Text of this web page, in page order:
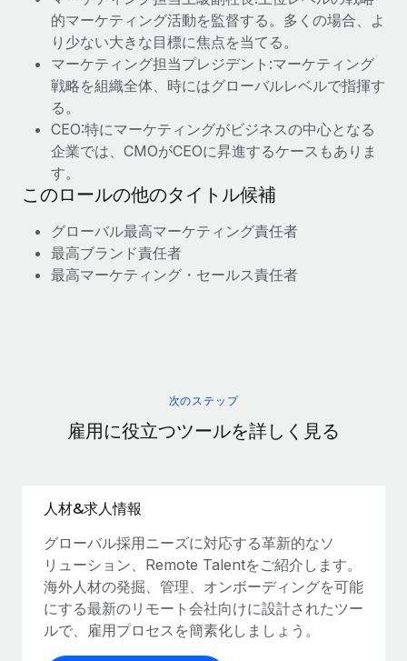
的マーケティング活動を監督する。多くの場合、よ
り少ない大きな目標に焦点を当てる。
マーケティング担当プレジデント:マーケティング
戦略を組織全体、時にはグローバルレベルで指揮す
る。
CEO:特にマーケティングがビジネスの中心となる
企業では、CMOがCEOに昇進するケースもありま
す。
このロールの他のタイトル候補
グローバル最高マーケティング責任者
最高ブランド責任者
最高マーケティング・セールス責任者
次のステップ
雇用に役立つツールを詳しく見る
人材&求人情報
グローバル採用ニーズに対応する革新的なソ
リューション、Remote Talentをご紹介します。
海外人材の発掘、管理、オンボーディングを可能
にする最新のリモート会社向けに設計されたツー
ルで、雇用プロセスを簡素化しましょう。